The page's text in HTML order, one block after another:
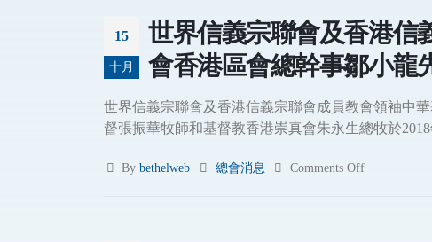
15
十月
世界信義宗聯會及香港信
會香港區會總幹事鄒小龍
世界信義宗聯會及香港信義宗聯會成員教會領袖中
督張振華牧師和基督教香港崇真會朱永生總牧於
Bybethelweb 總會消息 Comments Off